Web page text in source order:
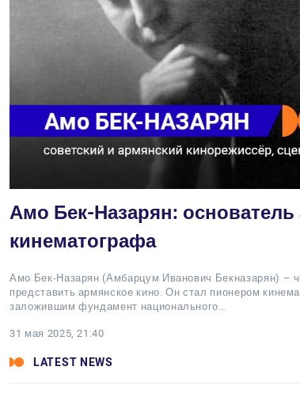
Амо Бек-Назарян: основатель
кинематографа
Амо Бек-Назарян (Амбарцум Иванович Бекназарян) –
представить армянское кино. Он стал пионером
заложившим фундамент национального…
31 мая 2025, 21:40
LATEST NEWS